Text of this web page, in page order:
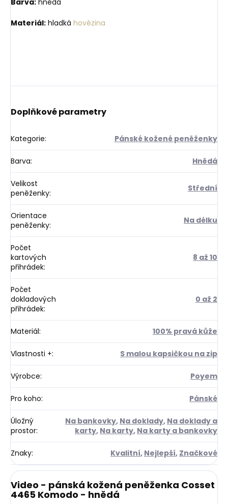
Materiál: hladká hovězina
Doplňkové parametry
Kategorie: Pánské kožené peněženky
Barva: Hnědá
Velikost
peněženky: Střední
Orientace
peněženky: Na délku
Počet
kartových
přihrádek:
8 až 10
Počet
dokladových
přihrádek:
0 až 2
Materiál: 100% pravá kůže
Vlastnosti +: S malou kapsičkou na zip
Výrobce: Poyem
Pro koho: Pánské
Úložný
prostor:
Na bankovky, Na doklady, Na doklady a
karty, Na karty, Na karty a bankovky
Znaky: Kvalitní, Nejlepší, Značkové
Video - pánská kožená peněženka Cosset
4465 Komodo - hnědá